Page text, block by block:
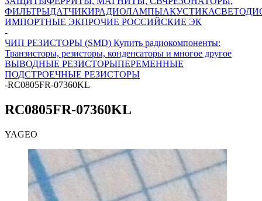
ФИЛЬТРЫДАТЧИКИРАДИОЛАМПЫАКУСТИКА
ИМПОРТНЫЕ ЭКПРОЧИЕ РОССИЙСКИЕ ЭК
-
ЧИП РЕЗИСТОРЫ (SMD) Купить радиокомпоненты:
Транзисторы, резисторы, конденсаторы и многое другое
ВЫВОДНЫЕ РЕЗИСТОРЫПЕРЕМЕННЫЕ
ПОДСТРОЕЧНЫЕ РЕЗИСТОРЫ
-RC0805FR-07360KL
RC0805FR-07360KL
YAGEO